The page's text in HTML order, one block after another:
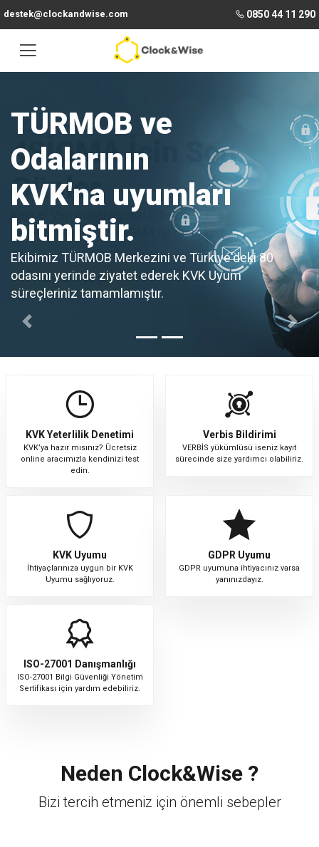
destek@clockandwise.com 0850 44 11 290
TÜRMOB ve
Odalarının
KVK'na uyumları
bitmiştir.
Ekibimiz TÜRMOB Merkezini ve Türkiye'deki 80
odasını yerinde ziyatet ederek KVK Uyum
süreçleriniz tamamlamıştır.
4SİGMAİçin Son
Günler
Kişisel Veri güvenliğinizi bize bırakın!!
Süreci yönetmek 4SİGMA ile daha kolay!
Detaylı Bilgi
Previous Next
KVK Yeterlilik Denetimi
KVK’ya hazır mısınız? Ücretsiz
online aracımızla kendinizi test
edin.
Verbis Bildirimi
VERBİS yükümlüsü iseniz kayıt
sürecinde size yardımcı olabiliriz.
KVK Uyumu
İhtiyaçlarınıza uygun bir KVK
Uyumu sağlıyoruz.
GDPR Uyumu
GDPR uyumuna ihtiyacınız varsa
yanınızdayız.
ISO-27001 Danışmanlığı
ISO-27001 Bilgi Güvenliği Yönetim
Sertifikası için yardım edebiliriz.
Neden Clock&Wise ?
Bizi tercih etmeniz için önemli sebepler